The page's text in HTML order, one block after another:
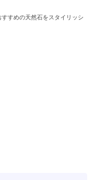
すすめの天然石をスタイリッシ